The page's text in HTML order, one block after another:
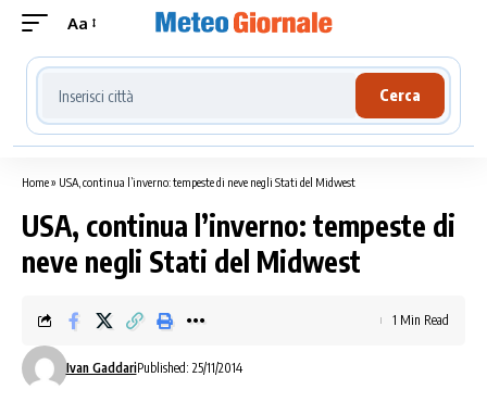
Aa
Cerca località meteo
Cerca
Home» USA, continua l’inverno: tempeste di neve negli Stati del Midwest
USA, continua l’inverno: tempeste di
neve negli Stati del Midwest
Ivan GaddariPublished: 25/11/2014
1 Min Read